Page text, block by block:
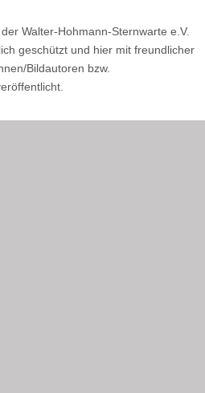
Walter-Hohmann-Sternwarte e.V.
geschützt und hier mit freundlicher
Bildautoren bzw.